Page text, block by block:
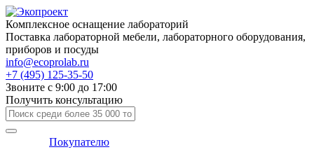
Комплексное оснащение лабораторий
Поставка лабораторной мебели, лабораторного оборудования,
приборов и посуды
info@ecoprolab.ru
+7 (495) 125-35-50
Звоните с 9:00 до 17:00
Получить консультацию
Покупателю